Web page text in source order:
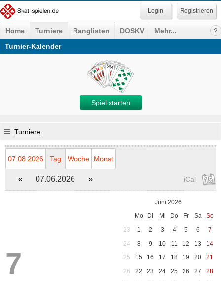
Registrieren
Home Turniere Ranglisten DOSKV
Mehr...
Turnier-Kalender
Spiel starten
Turniere
07.08.2026 Tag Woche Monat
« 07.06.2026 » iCal
7
Juni 2026
Mo
Di Mi Do Fr Sa
So
23
1 2 3 4 5 6
7
24
8 9 10 11 12 13
14
25
15 16 17 18 19 20
21
26
22 23 24 25 26 27
28